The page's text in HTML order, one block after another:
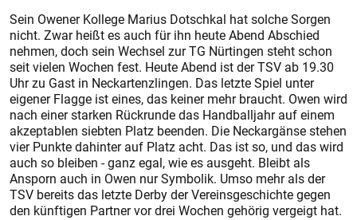
Sein Owener Kollege Marius Dotschkal hat solche Sorgen
nicht. Zwar heißt es auch für ihn heute Abend Abschied
nehmen, doch sein Wechsel zur TG Nürtingen steht schon
seit vielen Wochen fest. Heute Abend ist der TSV ab 19.30
Uhr zu Gast in Neckartenzlingen. Das letzte Spiel unter
eigener Flagge ist eines, das keiner mehr braucht. Owen wird
nach einer starken Rückrunde das Handballjahr auf einem
akzeptablen siebten Platz beenden. Die Neckargänse stehen
vier Punkte dahinter auf Platz acht. Das ist so, und das wird
auch so bleiben - ganz egal, wie es ausgeht. Bleibt als
Ansporn auch in Owen nur Symbolik. Umso mehr als der
TSV bereits das letzte Derby der Vereinsgeschichte gegen
den künftigen Partner vor drei Wochen gehörig vergeigt hat.